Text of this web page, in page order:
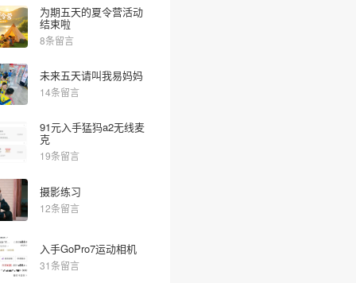
为期五天的夏令营活动
结束啦
8条留言
未来五天请叫我易妈妈
14条留言
91元入手猛犸a2无线麦
克
19条留言
摄影练习
12条留言
入手GoPro7运动相机
31条留言